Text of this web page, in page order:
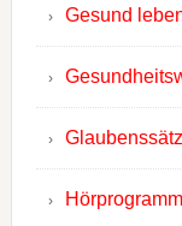
Gesund